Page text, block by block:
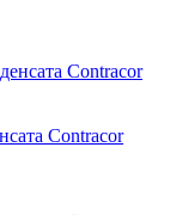
Contracor